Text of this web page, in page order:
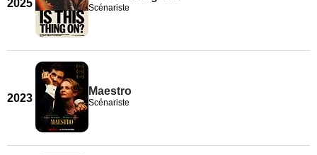
2025 Scénariste
2023
Maestro
Scénariste